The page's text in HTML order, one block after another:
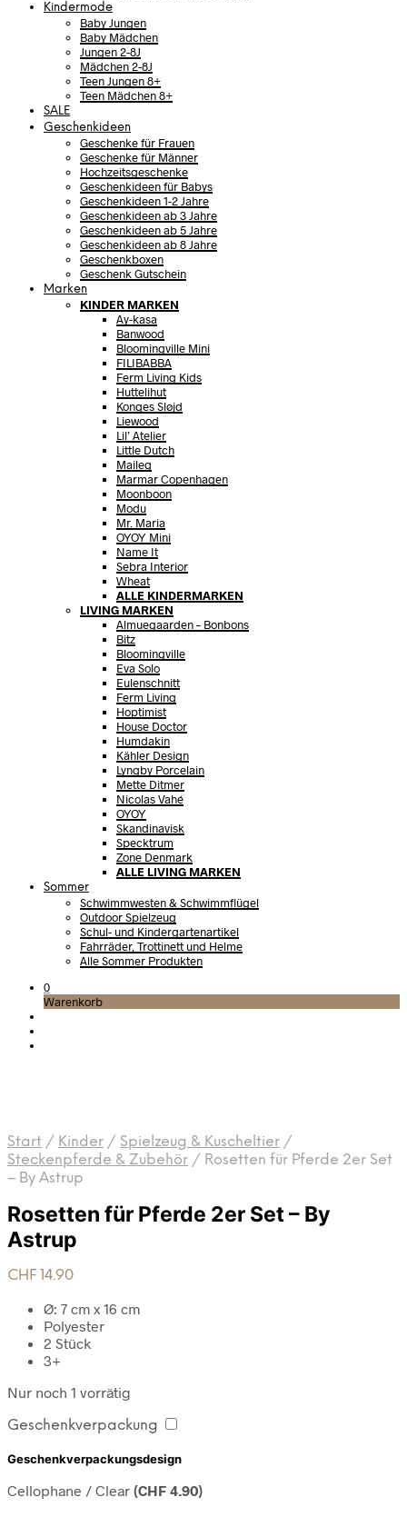
Kindermode
Baby Jungen
Baby Mädchen
Jungen 2-8J
Mädchen 2-8J
Teen Jungen 8+
Teen Mädchen 8+
SALE
Geschenkideen
Geschenke für Frauen
Geschenke für Männer
Hochzeitsgeschenke
Geschenkideen für Babys
Geschenkideen 1-2 Jahre
Geschenkideen ab 3 Jahre
Geschenkideen ab 5 Jahre
Geschenkideen ab 8 Jahre
Geschenkboxen
Geschenk Gutschein
Marken
KINDER MARKEN
Ay-kasa
Banwood
Bloomingville Mini
FILIBABBA
Ferm Living Kids
Huttelihut
Konges Sløjd
Liewood
Lil’ Atelier
Little Dutch
Maileg
Marmar Copenhagen
Moonboon
Modu
Mr. Maria
OYOY Mini
Name It
Sebra Interior
Wheat
ALLE KINDERMARKEN
LIVING MARKEN
Almuegaarden – Bonbons
Bitz
Bloomingville
Eva Solo
Eulenschnitt
Ferm Living
Hoptimist
House Doctor
Humdakin
Kähler Design
Lyngby Porcelain
Mette Ditmer
Nicolas Vahé
OYOY
Skandinavisk
Specktrum
Zone Denmark
ALLE LIVING MARKEN
Sommer
Schwimmwesten & Schwimmflügel
Outdoor Spielzeug
Schul- und Kindergartenartikel
Fahrräder, Trottinett und Helme
Alle Sommer Produkten
0
Warenkorb
Start / Kinder / Spielzeug & Kuscheltier /
Steckenpferde & Zubehör / Rosetten für Pferde 2er Set
– By Astrup
Rosetten für Pferde 2er Set – By
Astrup
CHF 14.90
Ø: 7 cm x 16 cm
Polyester
2 Stück
3+
Nur noch 1 vorrätig
Geschenkverpackung
Geschenkverpackungsdesign
Cellophane / Clear (CHF 4.90)